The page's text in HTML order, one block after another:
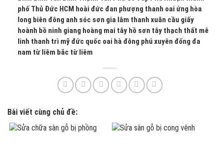
phố Thủ Đức HCM hoài đức đan phượng thanh oai ứng hòa
long biên đông anh sóc sơn gia lâm thanh xuân cầu giấy
hoành bồ ninh giang hoàng mai tây hồ sơn tây thạch thất mê
linh thanh trì mỹ đức quốc oai hà đông phú xuyên đống đa
nam từ liêm bắc từ liêm
Bài viết cùng chủ đề: